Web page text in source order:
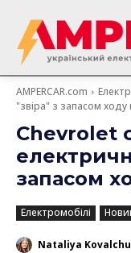
AMPERCAR.com
"звіра" з запасом
Chevrolet
запасом
Електромобілі
Nataliya